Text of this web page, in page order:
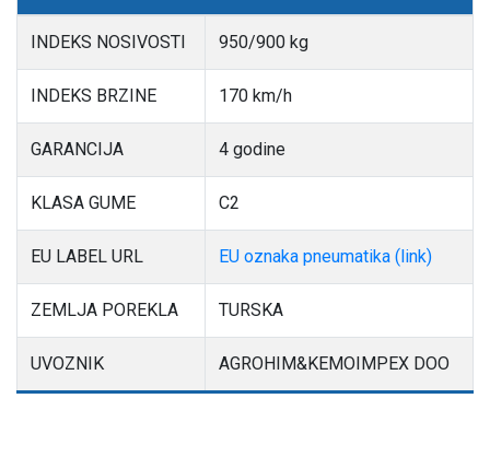
INDEKS NOSIVOSTI 950/900 kg
INDEKS BRZINE 170 km/h
GARANCIJA 4 godine
KLASA GUME C2
EU LABEL URL EU oznaka pneumatika (link)
ZEMLJA POREKLA TURSKA
UVOZNIK AGROHIM&KEMOIMPEX DOO